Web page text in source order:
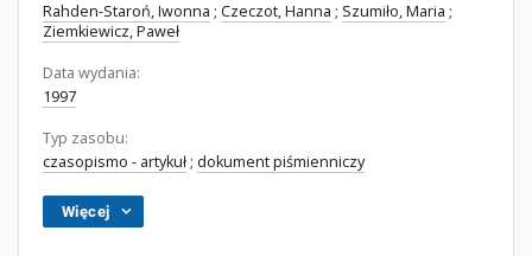
Rahden-Staroń, Iwonna ; Czeczot, Hanna ; Szumiło, Maria ;
Ziemkiewicz, Paweł
Data wydania:
1997
Typ zasobu:
czasopismo - artykuł ; dokument piśmienniczy
Więcej